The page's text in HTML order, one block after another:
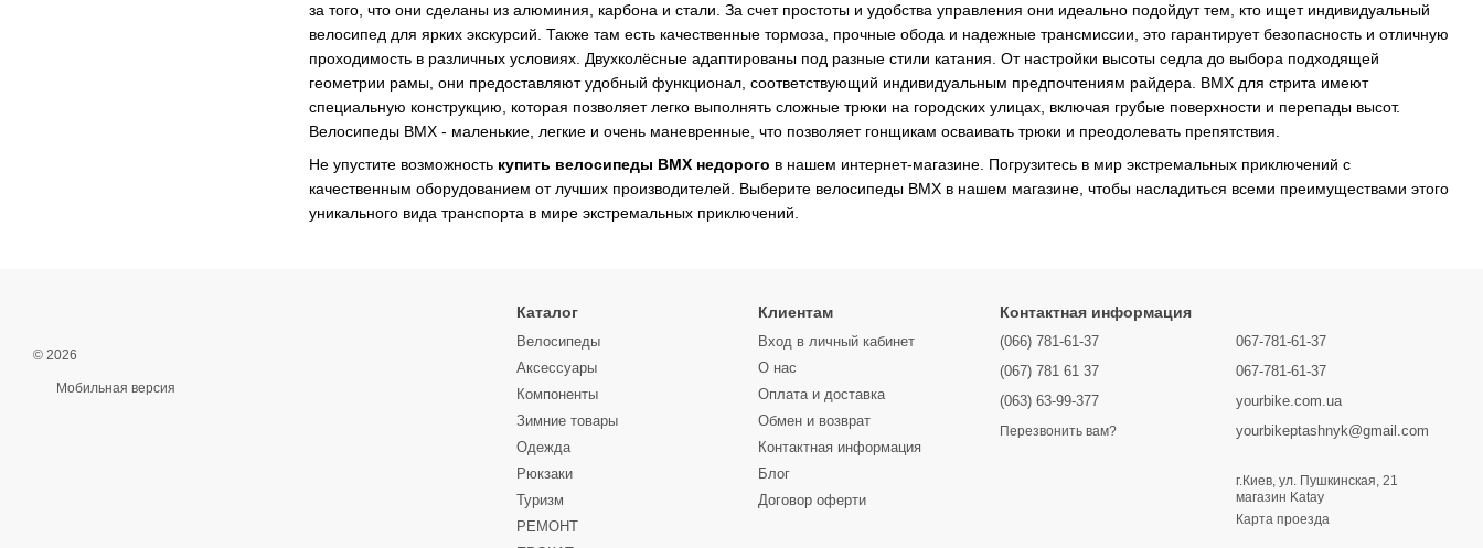
за того, что они сделаны из алюминия, карбона и стали. За счет простоты и удобства управления они идеально подойдут тем, кто ищет индивидуальный
велосипед для ярких экскурсий. Также там есть качественные тормоза, прочные обода и надежные трансмиссии, это гарантирует безопасность и отличную
проходимость в различных условиях. Двухколёсные адаптированы под разные стили катания. От настройки высоты седла до выбора подходящей
геометрии рамы, они предоставляют удобный функционал, соответствующий индивидуальным предпочтениям райдера. BMX для стрита имеют
специальную конструкцию, которая позволяет легко выполнять сложные трюки на городских улицах, включая грубые поверхности и перепады высот.
Велосипеды BMX - маленькие, легкие и очень маневренные, что позволяет гонщикам осваивать трюки и преодолевать препятствия.
Не упустите возможность купить велосипеды BMX недорого в нашем интернет-магазине. Погрузитесь в мир экстремальных приключений с
качественным оборудованием от лучших производителей. Выберите велосипеды BMX в нашем магазине, чтобы насладиться всеми преимуществами этого
уникального вида транспорта в мире экстремальных приключений.
© 2026
Мобильная версия
Каталог
Велосипеды
Аксессуары
Компоненты
Зимние товары
Одежда
Рюкзаки
Туризм
РЕМОНТ
Клиентам
Вход в личный кабинет
О нас
Оплата и доставка
Обмен и возврат
Контактная информация
Блог
Договор оферти
Контактная информация
(066) 781-61-37
(067) 781 61 37
(063) 63-99-377
Перезвонить вам?
067-781-61-37
067-781-61-37
yourbike.com.ua
yourbikeptashnyk@gmail.com
г.Киев, ул. Пушкинская, 21
магазин Katay
Карта проезда